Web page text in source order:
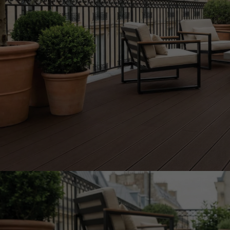
ACCESSOIRES
PARQUET D'INTÉRIEUR
Nos experts